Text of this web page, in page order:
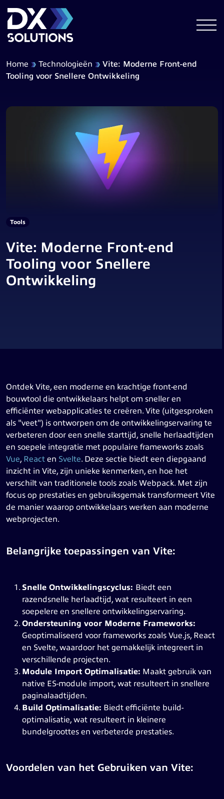
Home Technologieën
Vite: Moderne Front-end
Tooling voor Snellere Ontwikkeling
Tools
Vite: Moderne Front-end
Tooling voor Snellere
Ontwikkeling
Ontdek Vite, een moderne en krachtige front-end
bouwtool die ontwikkelaars helpt om sneller en
efficiënter webapplicaties te creëren. Vite (uitgesproken
als "veet") is ontworpen om de ontwikkelingservaring te
verbeteren door een snelle starttijd, snelle herlaadtijden
en soepele integratie met populaire frameworks zoals
Vue, React en Svelte. Deze sectie biedt een diepgaand
inzicht in Vite, zijn unieke kenmerken, en hoe het
verschilt van traditionele tools zoals Webpack. Met zijn
focus op prestaties en gebruiksgemak transformeert Vite
de manier waarop ontwikkelaars werken aan moderne
webprojecten.
Belangrijke toepassingen van Vite:
Snelle Ontwikkelingscyclus: Biedt een
razendsnelle herlaadtijd, wat resulteert in een
soepelere en snellere ontwikkelingservaring.
Ondersteuning voor Moderne Frameworks:
Geoptimaliseerd voor frameworks zoals Vue.js, React
en Svelte, waardoor het gemakkelijk integreert in
verschillende projecten.
Module Import Optimalisatie: Maakt gebruik van
native ES-module import, wat resulteert in snellere
paginalaadtijden.
Build Optimalisatie: Biedt efficiënte build-
optimalisatie, wat resulteert in kleinere
bundelgroottes en verbeterde prestaties.
Voordelen van het Gebruiken van Vite: